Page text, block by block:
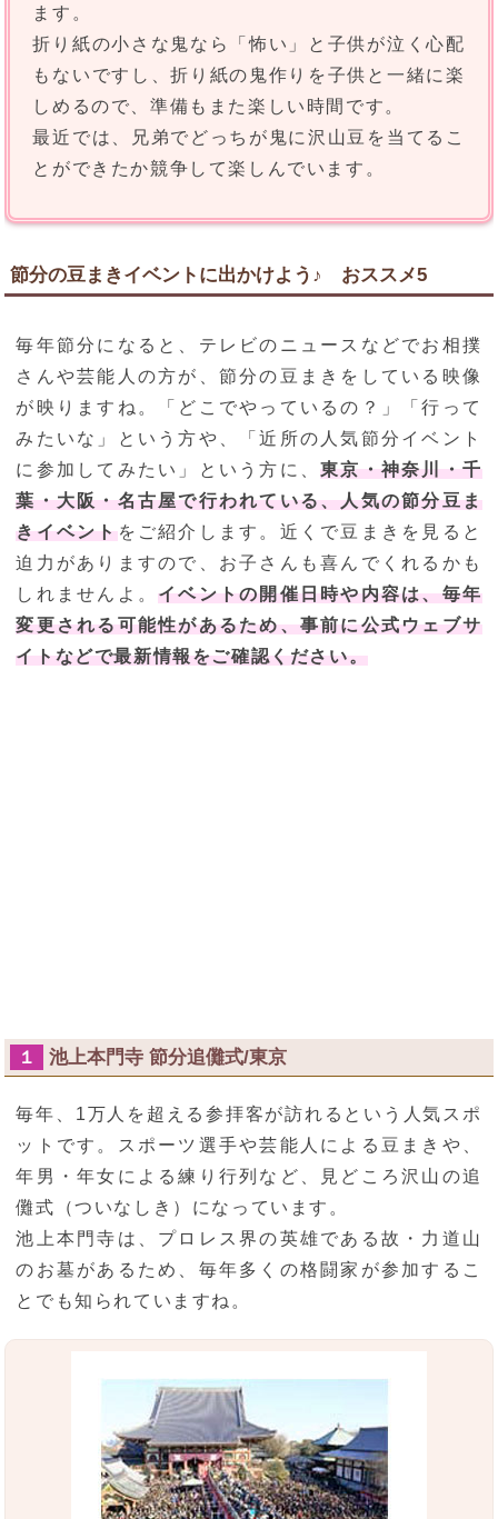
ます。
折り紙の小さな鬼なら「怖い」と子供が泣く心配
もないですし、折り紙の鬼作りを子供と一緒に楽
しめるので、準備もまた楽しい時間です。
最近では、兄弟でどっちが鬼に沢山豆を当てるこ
とができたか競争して楽しんでいます。
節分の豆まきイベントに出かけよう♪ おススメ5
毎年節分になると、テレビのニュースなどでお相撲
さんや芸能人の方が、節分の豆まきをしている映像
が映りますね。「どこでやっているの？」「行って
みたいな」という方や、「近所の人気節分イベント
に参加してみたい」という方に、東京・神奈川・千
葉・大阪・名古屋で行われている、人気の節分豆ま
きイベントをご紹介します。近くで豆まきを見ると
迫力がありますので、お子さんも喜んでくれるかも
しれませんよ。イベントの開催日時や内容は、毎年
変更される可能性があるため、事前に公式ウェブサ
イトなどで最新情報をご確認ください。
１ 池上本門寺 節分追儺式/東京
毎年、1万人を超える参拝客が訪れるという人気スポ
ットです。スポーツ選手や芸能人による豆まきや、
年男・年女による練り行列など、見どころ沢山の追
儺式（ついなしき）になっています。
池上本門寺は、プロレス界の英雄である故・力道山
のお墓があるため、毎年多くの格闘家が参加するこ
とでも知られていますね。